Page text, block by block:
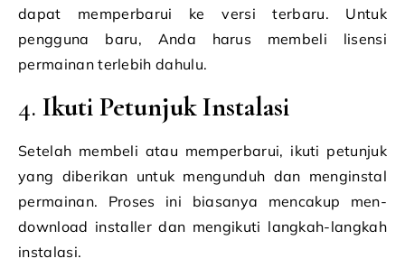
dapat memperbarui ke versi terbaru. Untuk
pengguna baru, Anda harus membeli lisensi
permainan terlebih dahulu.
4. Ikuti Petunjuk Instalasi
Setelah membeli atau memperbarui, ikuti petunjuk
yang diberikan untuk mengunduh dan menginstal
permainan. Proses ini biasanya mencakup men-
download installer dan mengikuti langkah-langkah
instalasi.